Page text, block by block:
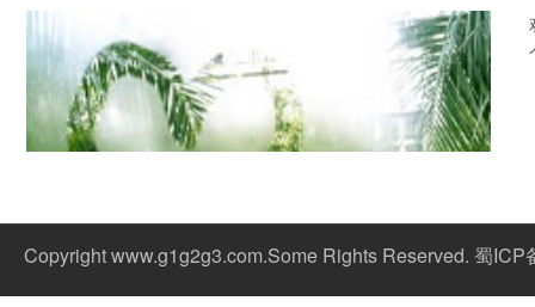
Copyright www.g1g2g3.com.Some Rights Reserved. 蜀ICP